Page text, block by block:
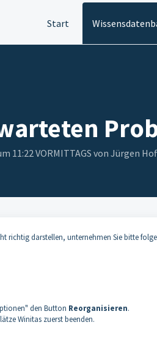
Start
11:22 VORMITTAGS von Jürgen
richtig darstellen, unternehmen Sie bitte
den Button Reorganisieren.
Winitas zuerst beenden.